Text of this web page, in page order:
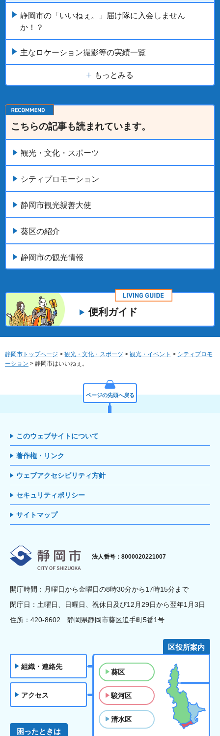
静岡市の「いいねぇ。」届け隊に入会しません
か！？
主なロケーション撮影等の実績一覧
もっとみる
こちらの記事も読まれています。
観光・文化・スポーツ
シティプロモーション
静岡市観光親善大使
葵区の紹介
静岡市の観光情報
便利ガイド
静岡市トップページ > 観光・文化・スポーツ > 観光・イベント > シティプロモ
ーション > 静岡市はいいねぇ。
ページの先頭へ戻る
このウェブサイトについて
著作権・リンク
ウェブアクセシビリティ方針
セキュリティポリシー
サイトマップ
静岡市
法人番号：8000020221007
開庁時間：月曜日から金曜日の8時30分から17時15分まで
閉庁日：土曜日、日曜日、祝休日及び12月29日から翌年1月3日
住所：420-8602 静岡県静岡市葵区追手町5番1号
組織・連絡先
アクセス
区役所案内
葵区
駿河区
清水区
困ったときは